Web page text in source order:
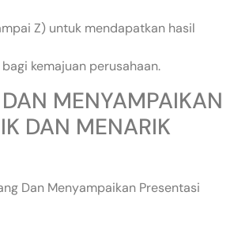
Z) untuk mendapatkan hasil
kemajuan perusahaan.
MENYAMPAIKAN
DAN MENARIK
Dan Menyampaikan Presentasi